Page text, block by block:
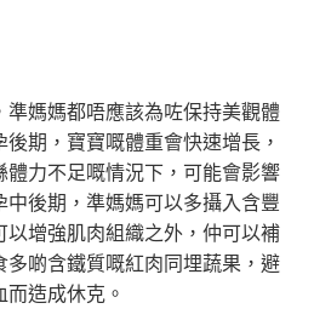
準媽媽都唔應該為咗保持美觀體
期，寶寶嘅體重會快速增長，
力不足嘅情況下，可能會影響
後期，準媽媽可以多攝入含豐
以增強肌肉組織之外，仲可以補
多啲含鐵質嘅紅肉同埋蔬果，避
造成休克。